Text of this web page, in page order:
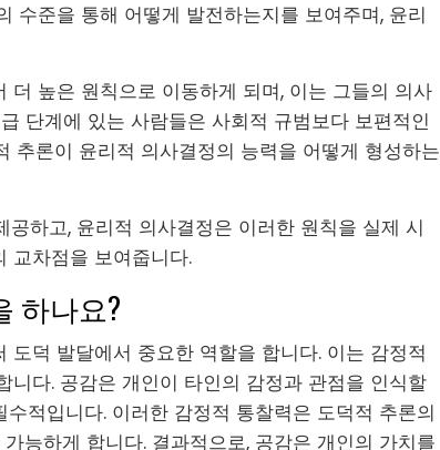
수준을 통해 어떻게 발전하는지를 보여주며, 윤리
높은 원칙으로 이동하게 되며, 이는 그들의 의사
단계에 있는 사람들은 사회적 규범보다 보편적인
추론이 윤리적 의사결정의 능력을 어떻게 형성하는
하고, 윤리적 의사결정은 이러한 원칙을 실제 시
교차점을 보여줍니다.
하나요?
덕 발달에서 중요한 역할을 합니다. 이는 감정적
다. 공감은 개인이 타인의 감정과 관점을 인식할
적입니다. 이러한 감정적 통찰력은 도덕적 추론의
능하게 합니다. 결과적으로, 공감은 개인의 가치를